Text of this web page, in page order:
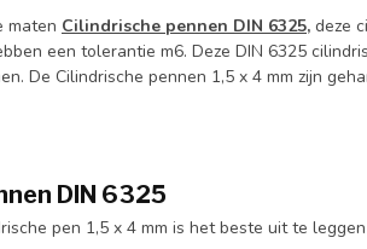
maten Cilindrische pennen DIN 6325, deze
een tolerantie m6. Deze DIN 6325
De Cilindrische pennen 1,5 x 4 mm zijn
DIN 6325
pen 1,5 x 4 mm is het beste uit te